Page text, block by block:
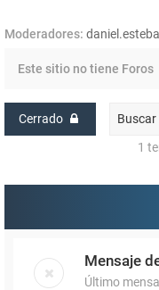
Moderadores:
Este sitio no tiene Foros
Cerrado
1
Mensaje
Último